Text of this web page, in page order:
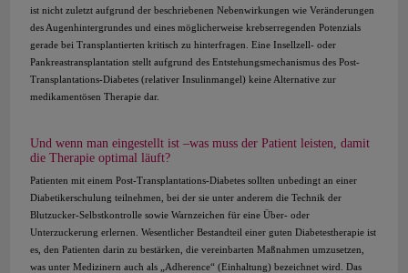
ist nicht zuletzt aufgrund der beschriebenen Nebenwirkungen wie Veränderungen
des Augenhintergrundes und eines möglicherweise krebserregenden Potenzials
gerade bei Transplantierten kritisch zu hinterfragen. Eine Insellzell- oder
Pankreastransplantation stellt aufgrund des Entstehungsmechanismus des Post-
Transplantations-Diabetes (relativer Insulinmangel) keine Alternative zur
medikamentösen Therapie dar.
Und wenn man eingestellt ist –was muss der Patient leisten, damit
die Therapie optimal läuft?
Patienten mit einem Post-Transplantations-Diabetes sollten unbedingt an einer
Diabetikerschulung teilnehmen, bei der sie unter anderem die Technik der
Blutzucker-Selbstkontrolle sowie Warnzeichen für eine Über- oder
Unterzuckerung erlernen. Wesentlicher Bestandteil einer guten Diabetestherapie ist
es, den Patienten darin zu bestärken, die vereinbarten Maßnahmen umzusetzen,
was unter Medizinern auch als „Adherence“ (Einhaltung) bezeichnet wird. Das